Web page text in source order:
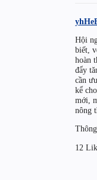
Hội
biết,
hoàn
đẩy
cần
kể
mới,
nông
12